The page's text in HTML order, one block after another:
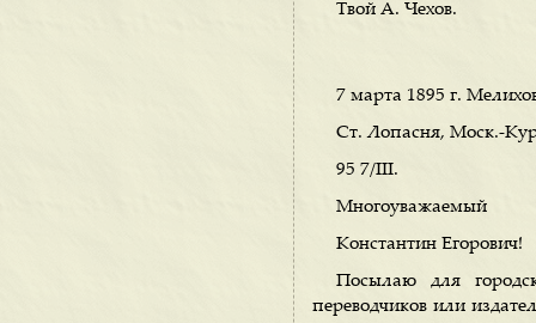
Твой А. Чехов.
7 марта 1895 г.
Ст. Лопасня, Моск.-
95 7/III.
Многоуважаемый
Константин Егорович!
Посылаю для
переводчиков или